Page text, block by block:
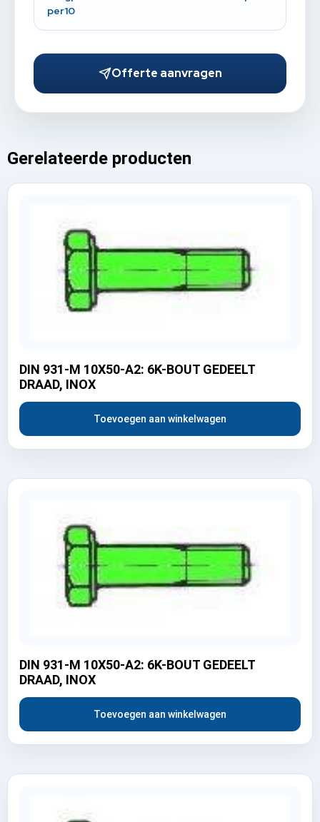
per10
Offerte aanvragen
Gerelateerde producten
DIN 931-M 10X50-A2: 6K-BOUT GEDEELT
DRAAD, INOX
Toevoegen aan winkelwagen
DIN 931-M 10X50-A2: 6K-BOUT GEDEELT
DRAAD, INOX
Toevoegen aan winkelwagen